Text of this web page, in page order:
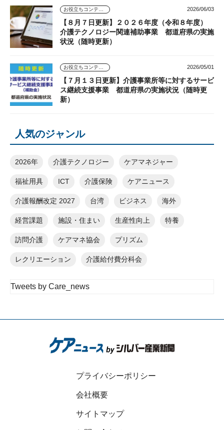
2026/06/03
【８月７日更新】２０２６年度（令和８年度）
介護テクノロジー関連補助事業 都道府県の実施
状況（随時更新）
2026/05/01
【７月１３日更新】介護事業所等に対するサービ
ス継続支援事業 都道府県の実施状況（随時更
新）
人気のジャンル
2026年 介護テクノロジー ケアマネジャー
福祉用具 ICT 介護保険 ケアニュース
介護報酬改定 2027 台湾 ビジネス 海外
経営課題 施設・住まい 生産性向上 特養
訪問介護 ケアマネ協会 プリズム
レクリエーション 介護給付費分科会
Tweets by Care_news
プライバシーポリシー
会社概要
サイトマップ